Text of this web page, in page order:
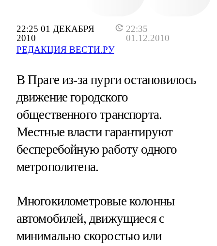
22:25 01 ДЕКАБРЯ
2010
22:35
01.12.2010
РЕДАКЦИЯ ВЕСТИ.РУ
В Праге из-за пурги остановилось
движение городского
общественного транспорта.
Местные власти гарантируют
бесперебойную работу одного
метрополитена.
Многокилометровые колонны
автомобилей, движущиеся с
минимально скоростью или